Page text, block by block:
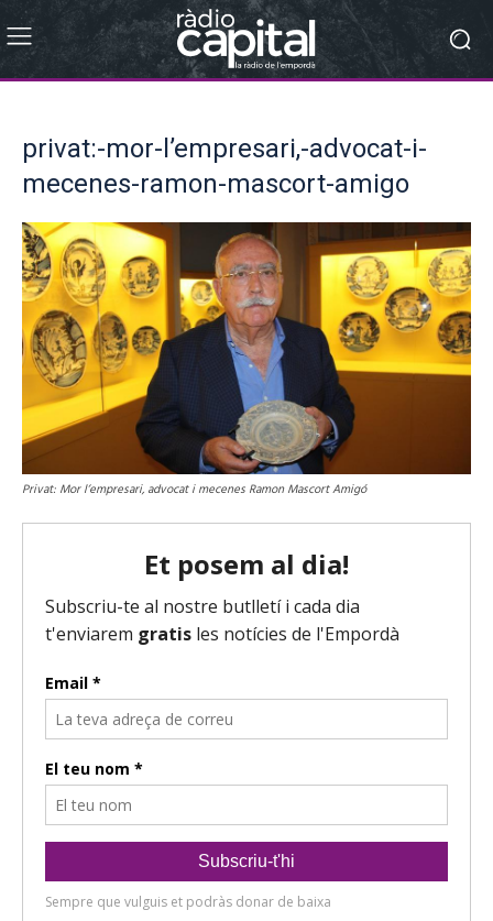
privat:-mor-l’empresari,-advocat-i-
mecenes-ramon-mascort-amigo
Privat: Mor l’empresari, advocat i mecenes Ramon Mascort Amigó